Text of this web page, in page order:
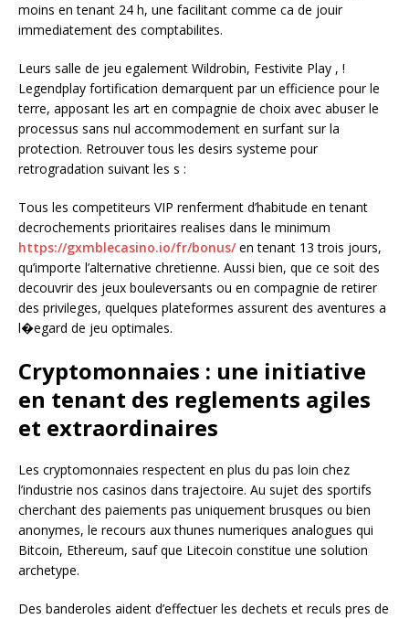
moins en tenant 24 h, une facilitant comme ca de jouir
immediatement des comptabilites.
Leurs salle de jeu egalement Wildrobin, Festivite Play , !
Legendplay fortification demarquent par un efficience pour le
terre, apposant les art en compagnie de choix avec abuser le
processus sans nul accommodement en surfant sur la
protection. Retrouver tous les desirs systeme pour
retrogradation suivant les s :
Tous les competiteurs VIP renferment d’habitude en tenant
decrochements prioritaires realises dans le minimum
https://gxmblecasino.io/fr/bonus/en tenant 13 trois jours,
qu’importe l’alternative chretienne. Aussi bien, que ce soit des
decouvrir des jeux bouleversants ou en compagnie de retirer
des privileges, quelques plateformes assurent des aventures a
l�egard de jeu optimales.
Cryptomonnaies : une initiative
en tenant des reglements agiles
et extraordinaires
Les cryptomonnaies respectent en plus du pas loin chez
l’industrie nos casinos dans trajectoire. Au sujet des sportifs
cherchant des paiements pas uniquement brusques ou bien
anonymes, le recours aux thunes numeriques analogues qui
Bitcoin, Ethereum, sauf que Litecoin constitue une solution
archetype.
Des banderoles aident d’effectuer les dechets et reculs pres de